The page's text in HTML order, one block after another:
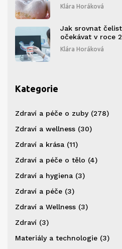
Klára Horáková
Jak srovnat
očekávat v roce
Klára Horáková
Kategorie
Zdraví a péče o zuby (278)
Zdraví a wellness (30)
Zdraví a krása (11)
Zdraví a péče o tělo (4)
Zdraví a hygiena (3)
Zdraví a péče (3)
Zdraví a Wellness (3)
Zdraví (3)
Materiály a technologie (3)